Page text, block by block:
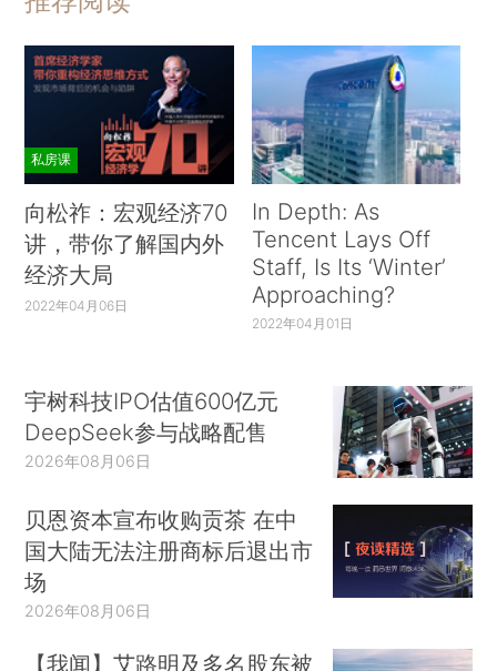
私房课
向松祚：宏观经济70
讲，带你了解国内外
经济大局
2022年04月06日
In Depth: As
Tencent Lays Off
Staff, Is Its ‘Winter’
Approaching?
2022年04月01日
宇树科技IPO估值600亿元
DeepSeek参与战略配售
2026年08月06日
贝恩资本宣布收购贡茶 在中
国大陆无法注册商标后退出市
场
2026年08月06日
【我闻】艾路明及多名股东被